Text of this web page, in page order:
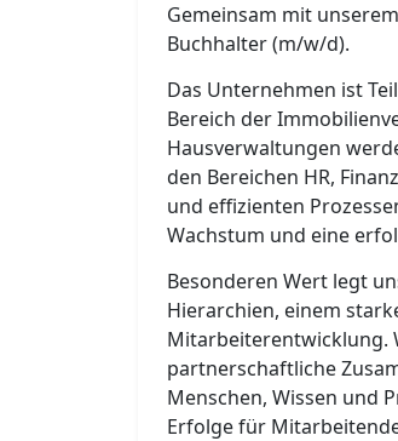
Gemeinsam mit
Buchhalter (m/w/d).
Das Unternehmen ist
Bereich der
Hausverwaltungen
den Bereichen HR,
und effizienten
Wachstum und eine
Besonderen Wert legt
Hierarchien, einem
Mitarbeiterentwicklung.
partnerschaftliche
Menschen, Wissen und
Erfolge für